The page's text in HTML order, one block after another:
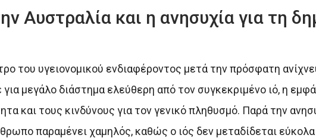
Αυστραλία και η ανησυχία για τη
του υγειονομικού ενδιαφέροντος μετά την πρόσφατη
μεγάλο διάστημα ελεύθερη από τον συγκεκριμένο ιό, η
και τους κινδύνους για τον γενικό πληθυσμό. Παρά την
παραμένει χαμηλός, καθώς ο ιός δεν μεταδίδεται